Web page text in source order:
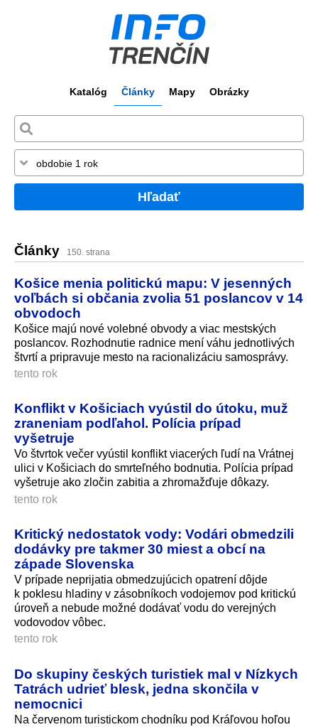
Katalóg Články Mapy Obrázky
Hľadať
Články 150. strana
Košice menia politickú mapu: V jesenných
voľbách si občania zvolia 51 poslancov v 14
obvodoch
Košice majú nové volebné obvody a viac mestských
poslancov. Rozhodnutie radnice mení váhu jednotlivých
štvrtí a pripravuje mesto na racionalizáciu samosprávy.
tento rok
Konflikt v Košiciach vyústil do útoku, muž
zraneniam podľahol. Polícia prípad
vyšetruje
Vo štvrtok večer vyústil konflikt viacerých ľudí na Vrátnej
ulici v Košiciach do smrteľného bodnutia. Polícia prípad
vyšetruje ako zločin zabitia a zhromažďuje dôkazy.
tento rok
Kritický nedostatok vody: Vodári obmedzili
dodávky pre takmer 30 miest a obcí na
západe Slovenska
V prípade neprijatia obmedzujúcich opatrení dôjde
k poklesu hladiny v zásobníkoch vodojemov pod kritickú
úroveň a nebude možné dodávať vodu do verejných
vodovodov vôbec.
tento rok
Do skupiny českých turistiek mal v Nízkych
Tatrách udrieť blesk, jedna skončila v
nemocnici
Na červenom turistickom chodníku pod Kráľovou hoľou